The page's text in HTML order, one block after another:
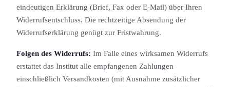
eindeutigen Erklärung (Brief, Fax oder E-Mail) über Ihren
Widerrufsentschluss. Die rechtzeitige Absendung der
Widerrufserklärung genügt zur Fristwahrung.
Folgen des Widerrufs: Im Falle eines wirksamen Widerrufs
erstattet das Institut alle empfangenen Zahlungen
einschließlich Versandkosten (mit Ausnahme zusätzlicher